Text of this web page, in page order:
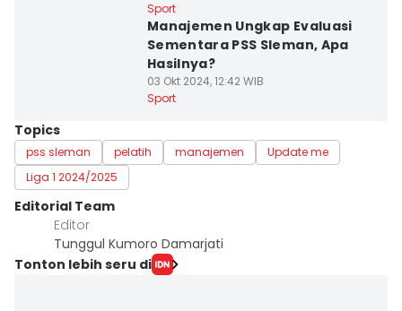
Sport
Manajemen Ungkap Evaluasi
Sementara PSS Sleman, Apa
Hasilnya?
03 Okt 2024, 12:42 WIB
Sport
Topics
pss sleman pelatih manajemen
Update me
Liga 1 2024/2025
Editorial Team
Editor
Tunggul Kumoro Damarjati
Tonton lebih seru di